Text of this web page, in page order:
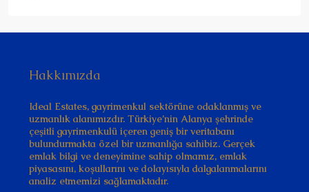
Hakkımızda
Ideal Estates, gayrimenkul sektörüne odaklanmış ve
uzmanlık alanımızdır. Türkiye’nin Alanya şehrinde
çeşitli gayrimenkulü içeren geniş bir veritabanı
bulundurmakta özel bir uzmanlığa sahibiz. Gerçek
emlak bilgi ve deneyimine sahip olmamız, emlak
piyasasını, koşullarını ve dolayısıyla dalgalanmalarını
analiz etmemizi sağlamaktadır.